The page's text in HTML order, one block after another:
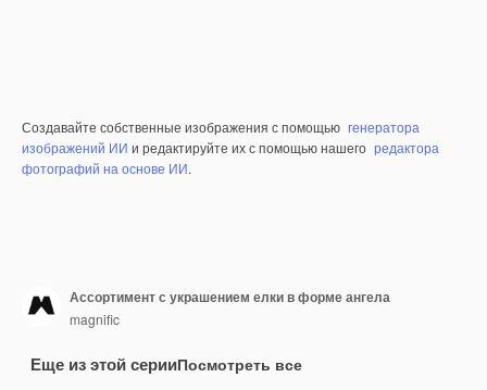
Создавайте собственные изображения с помощью генератора
изображений ИИ и редактируйте их с помощью нашего редактора
фотографий на основе ИИ.
Ассортимент с украшением елки в форме ангела
magnific
Еще из этой серииПосмотреть все